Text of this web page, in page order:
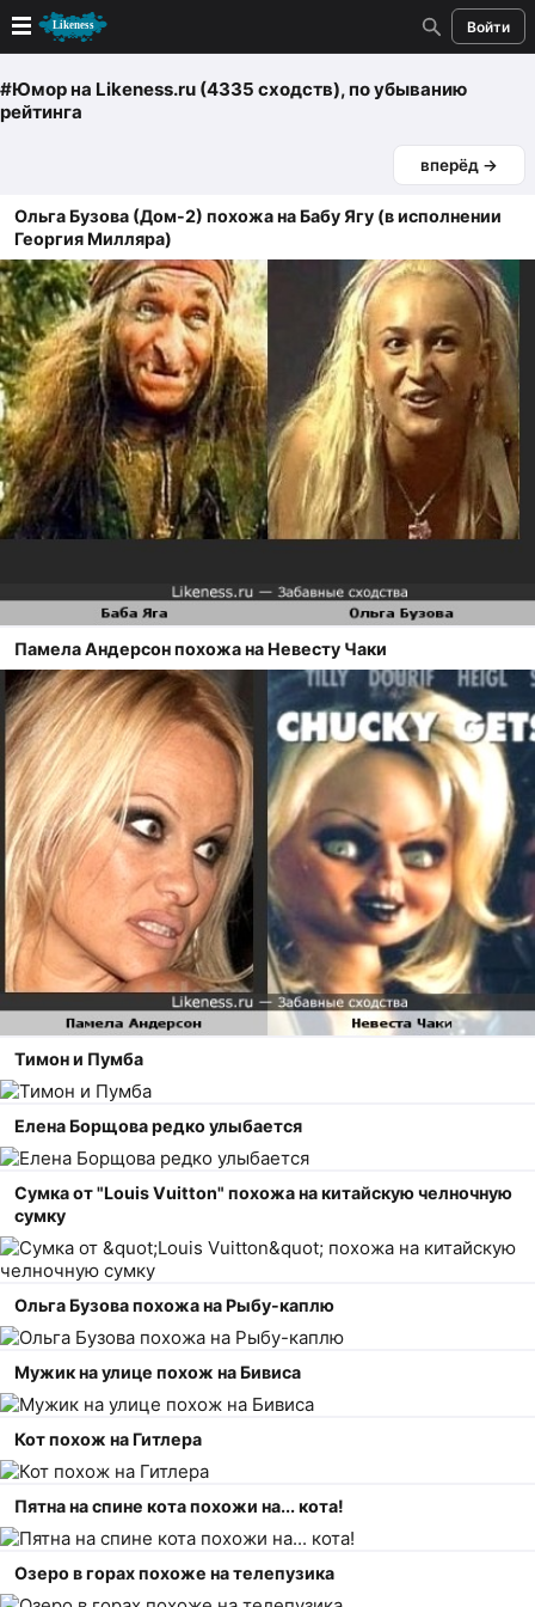
Войти
Новые
Голосование
Кандидаты
Случайное сходство 👍
Создать сходство
Для публикации необходима авторизация
Поиск
#Юморна Likeness.ru (4335 сходств), по убыванию
рейтинга
вперёд →
Ольга Бузова (Дом-2) похожа на Бабу Ягу (в исполнении
Георгия Милляра)
Памела Андерсон похожа на Невесту Чаки
Тимон и Пумба
Елена Борщова редко улыбается
Сумка от "Louis Vuitton" похожа на китайскую челночную
сумку
Ольга Бузова похожа на Рыбу-каплю
Мужик на улице похож на Бивиса
Кот похож на Гитлера
Пятна на спине кота похожи на... кота!
Озеро в горах похоже на телепузика